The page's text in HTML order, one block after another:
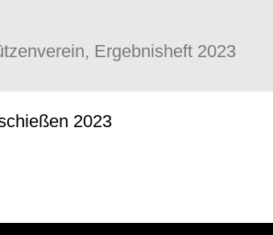
Ergebnisheft 2023
2023